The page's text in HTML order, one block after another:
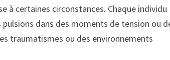
à certaines circonstances. Chaque individu
pulsions dans des moments de tension ou
traumatismes ou des environnements